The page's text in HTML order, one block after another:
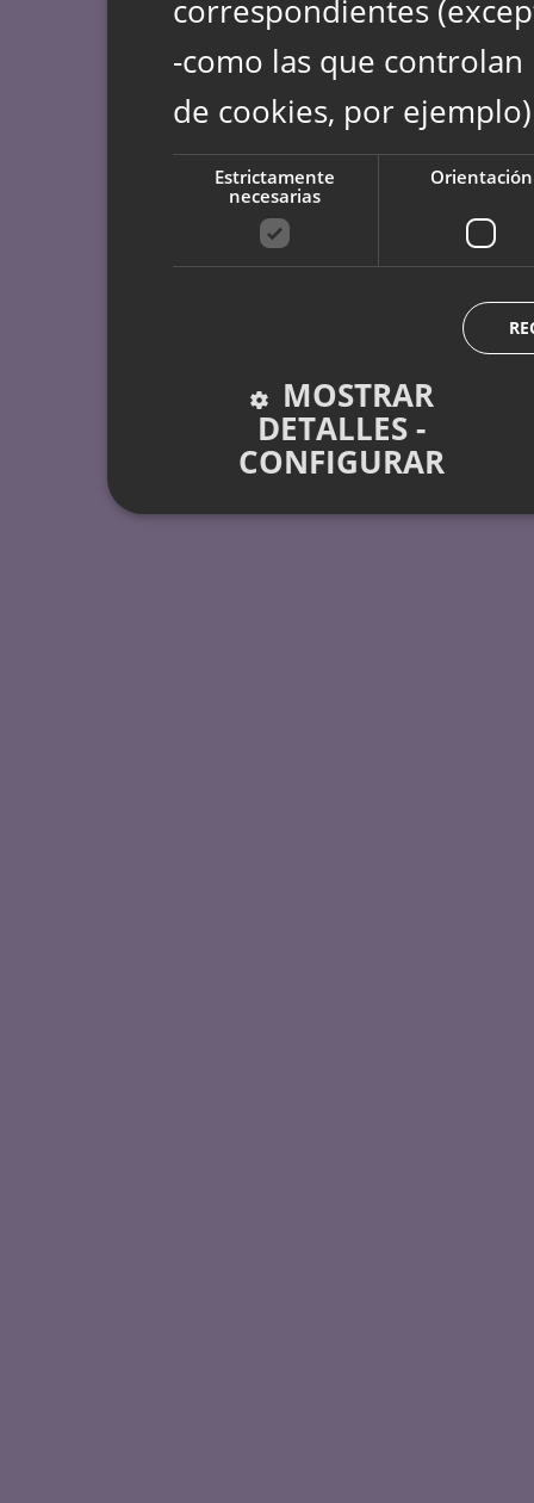
correspondientes
-como las que
de cookies, por
Estrictamente
necesarias
Orientación
MOSTRAR
DETALLES -
CONFIGURAR